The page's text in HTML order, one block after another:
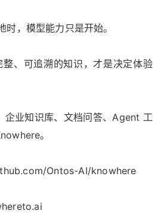
时，模型能力只是开始。
、可追溯的知识，才是决定体验
企业知识库、文档问答、Agent 工
。
Ontos-AI/knowhere